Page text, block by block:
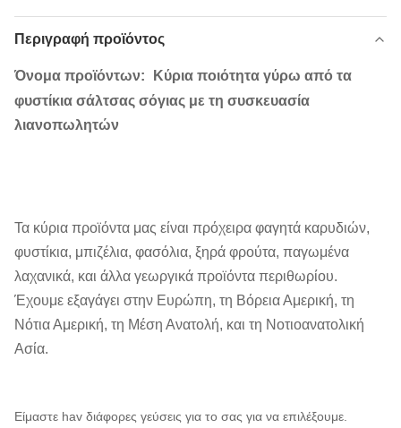
Περιγραφή προϊόντος
Όνομα προϊόντων:
Κύρια ποιότητα γύρω από τα
φυστίκια σάλτσας σόγιας με τη συσκευασία
λιανοπωλητών
Τα κύρια προϊόντα μας είναι πρόχειρα φαγητά καρυδιών,
φυστίκια, μπιζέλια, φασόλια, ξηρά φρούτα, παγωμένα
λαχανικά, και άλλα γεωργικά προϊόντα περιθωρίου.
Έχουμε εξαγάγει στην Ευρώπη, τη Βόρεια Αμερική, τη
Νότια Αμερική, τη Μέση Ανατολή, και τη Νοτιοανατολική
Ασία.
Είμαστε hav διάφορες γεύσεις για το σας για να επιλέξουμε.